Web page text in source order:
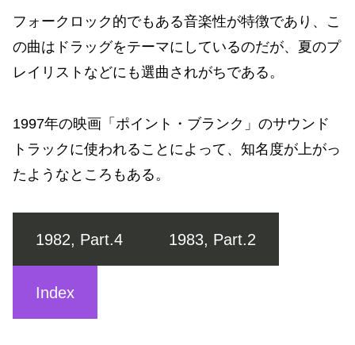
フォークロック的でもある音楽性が特徴であり、こ
の曲はドラッグをテーマにしているのだが、夏のプ
レイリストなどにも選曲されがちである。
1997年の映画「ポイント・ブランク」のサウンド
トラックに使われることによって、知名度が上がっ
たようなところもある。
1982, Part.4 1983, Part.2
Index